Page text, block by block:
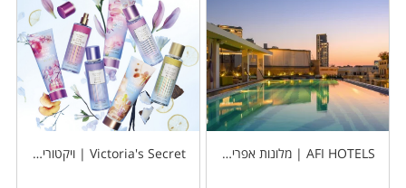
AFI HOTELS | מלונות אפריקה ישראל Victoria's Secret | ויקטוריה סיקרט